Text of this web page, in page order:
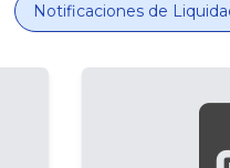
Notificaciones de